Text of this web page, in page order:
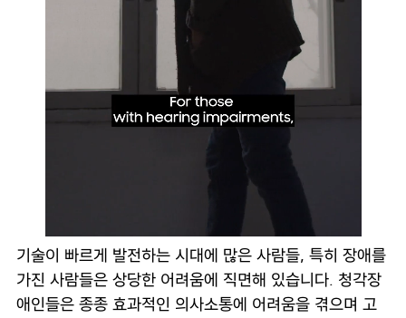
기술이 빠르게 발전하는 시대에 많은 사람들, 특히 장애를
가진 사람들은 상당한 어려움에 직면해 있습니다. 청각장
애인들은 종종 효과적인 의사소통에 어려움을 겪으며 고